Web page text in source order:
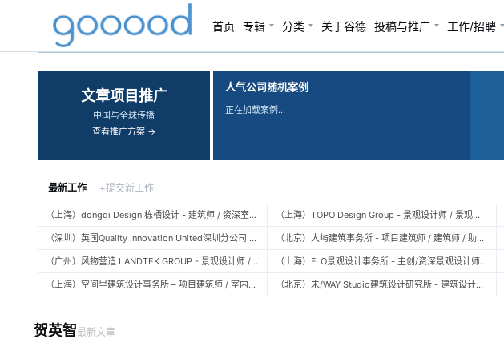
首页 专辑 分类 关于谷德 投稿与推广 工作/招聘
‹ ›
文章项目推广
中国与全球传播
查看推广方案 →
人气公司随机案例
正在加载案例…
最新工作 +提交新工作
（上海）dongqi Design 栋栖设计 - 建筑师 / 资深室内设计师 / 室内设计师 / 媒体及公共关系主管 / 设计实习生（常年招聘）
（深圳）英国Quality Innovation United深圳分公司 - 建筑设计师 / 资深建筑设计师 / 室内设计师 / 设计实习生
（广州）风物营造 LANDTEK GROUP - 景观设计师 / 植物设计师 / 品牌运营 / 实习生
（上海）空间里建筑设计事务所 – 项目建筑师 / 室内设计师 / 实习生（建筑/室内）
（上海）TOPO Design Group - 景观设计师 / 景观后期设计师 / 景观实习生
（北京）大屿建筑事务所 - 项目建筑师 / 建筑师 / 助理建筑师 / 实习建筑师
（上海）FLO景观设计事务所 - 主创/资深景观设计师 / 景观设计师 / 设计实习生 / 商务行政助理 / 助理施工图设计师
（北京）未/WAY Studio建筑设计研究所 - 建筑设计师 / 助理设计师/初级设计师 / 实习生 / 办公室行政与商务助理
贺英智最新文章